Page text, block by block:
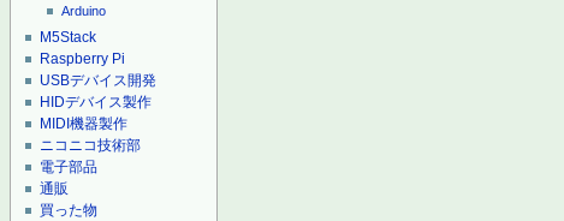
Arduino
M5Stack
Raspberry Pi
USBデバイス開発
HIDデバイス製作
MIDI機器製作
ニコニコ技術部
電子部品
通販
買った物